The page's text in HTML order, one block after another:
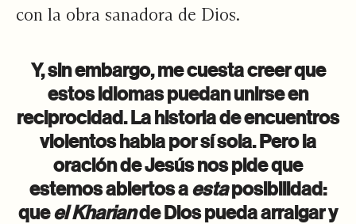
con la obra sanadora de Dios.
Y, sin embargo, me cuesta creer que
estos idiomas puedan unirse en
reciprocidad. La historia de encuentros
violentos habla por sí sola. Pero la
oración de Jesús nos pide que
estemos abiertos aestaposibilidad:
queel Khariande Dios pueda arraigar y